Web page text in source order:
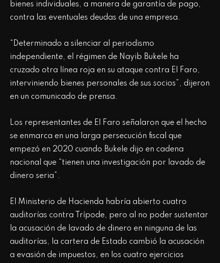
bienes individuales, a manera de garantía de pago,
contra las eventuales deudas de una empresa.
“Determinado a silenciar al periodismo
independiente, el régimen de Nayib Bukele ha
cruzado otra línea roja en su ataque contra El Faro,
interviniendo bienes personales de sus socios”, dijeron
en un comunicado de prensa.
Los representantes de El Faro señalaron que el hecho
se enmarca en una larga persecución fiscal que
empezó en 2020 cuando Bukele dijo en cadena
nacional que “tienen una investigación por lavado de
dinero seria”.
El Ministerio de Hacienda habría abierto cuatro
auditorías contra Trípode, pero al no poder sustentar
la acusación de lavado de dinero en ninguna de las
auditorías, la cartera de Estado cambió la acusación
a evasión de impuestos, en los cuatro ejercicios